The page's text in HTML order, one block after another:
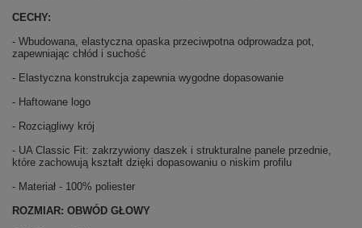
CECHY:
- Wbudowana, elastyczna opaska przeciwpotna odprowadza pot,
zapewniając chłód i suchość
- Elastyczna konstrukcja zapewnia wygodne dopasowanie
- Haftowane logo
- Rozciągliwy krój
- UA Classic Fit: zakrzywiony daszek i strukturalne panele przednie,
które zachowują kształt dzięki dopasowaniu o niskim profilu
- Materiał - 100% poliester
ROZMIAR: OBWÓD GŁOWY